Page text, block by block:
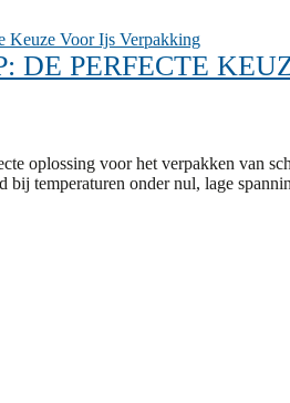
DE PERFECTE
oplossing voor het verpakken van
bij temperaturen onder nul, lage